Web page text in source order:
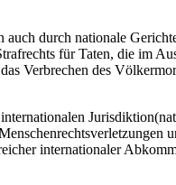
durch nationale
für Taten, die im
Verbrechen des
internationaler